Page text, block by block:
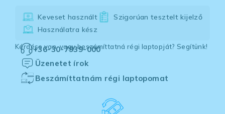
Keveset használt
Szigorúan tesztelt kijelző
Használatra kész
Kérdése van, vagy beszámíttatná régi laptopját? Segítünk!
+36-30-7939-000
Üzenetet írok
Beszámíttatnám régi laptopomat